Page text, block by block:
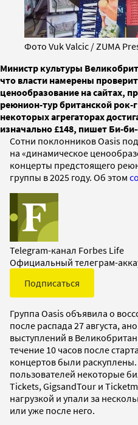
Фото Vuk Valcic / ZUMA
Министр культуры
что власти намерены
ценообразование на сайтах,
реюнион-тур британской рок-
некоторых агрегаторах
изначально £148, пишет Би-
Сотни поклонников Oasis
на «динамическое
концерты предстоящего
группы в 2025 году. Об этом
Telegram-канал Forbes Life
Официальный телеграм-
Подписаться
Группа Oasis объявила о
после распада 27 августа,
выступлений в
течение 10 часов после
концертов были
пользователей некоторые
Tickets, GigsandTour и
нагрузкой и упали за
или уже после него.